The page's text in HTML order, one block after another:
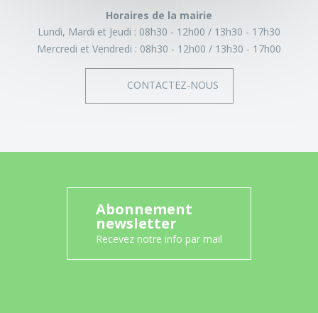
Horaires de la mairie
Lundi, Mardi et Jeudi : 08h30 - 12h00
13h30 - 17h30
Mercredi et Vendredi : 08h30 - 12h00 13h30 - 17h00
CONTACTEZ-NOUS
Abonnement
newsletter
Recevez notre info par mail